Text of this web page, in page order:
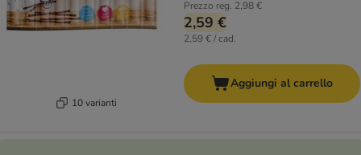
10 varianti
Prezzo reg. 2,98 €
2,59 €
2,59 € / cad.
Aggiungi al carrello